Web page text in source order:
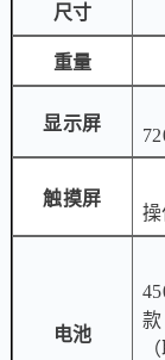
尺寸
重量
显示屏
触摸屏
操
电池